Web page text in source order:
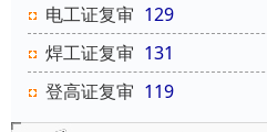
电工证复审 129
焊工证复审 131
登高证复审 119